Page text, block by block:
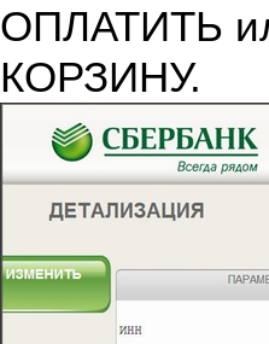
ОПЛАТИТЬ
КОРЗИНУ.